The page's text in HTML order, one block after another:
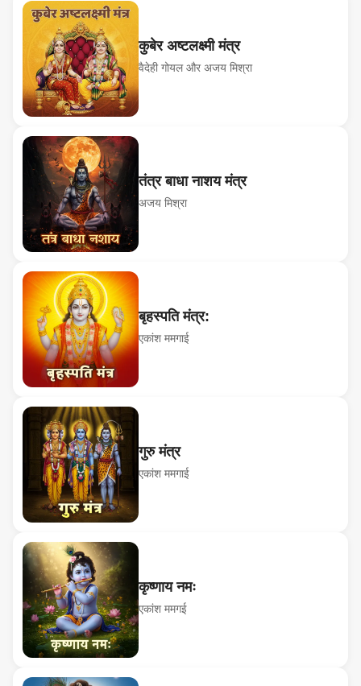
कुबेर अष्टलक्ष्मी मंत्र
वैदेही गोयल और अजय मिश्रा
तंत्र बाधा नाशय मंत्र
अजय मिश्रा
बृहस्पति मंत्र:
एकांश ममगाई
गुरु मंत्र
एकांश ममगाई
कृष्णाय नमः
एकांश ममगई